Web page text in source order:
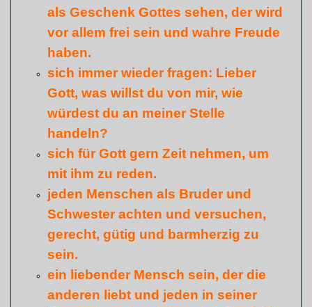
als Geschenk Gottes sehen, der wird
vor allem frei sein und wahre Freude
haben.
sich immer wieder fragen: Lieber
Gott, was willst du von mir, wie
würdest du an meiner Stelle
handeln?
sich für Gott gern Zeit nehmen, um
mit ihm zu reden.
jeden Menschen als Bruder und
Schwester achten und versuchen,
gerecht, gütig und barmherzig zu
sein.
ein liebender Mensch sein, der die
anderen liebt und jeden in seiner